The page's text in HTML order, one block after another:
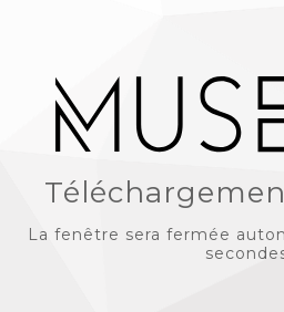
La fenêtre sera fermée